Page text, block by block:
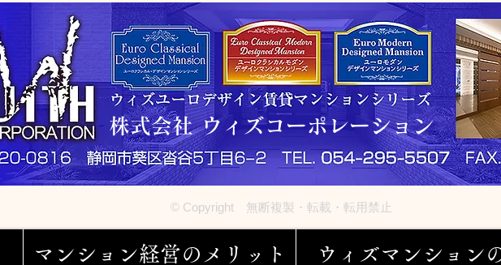
株式会社 ウィズコーポレーション
© Copyright 無断複製・転載・転用禁止
マンション経営のメリット ウィズマンション